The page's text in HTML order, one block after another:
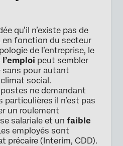
qu’il n’existe pas de
en fonction du secteur
de l’entreprise, le
peut sembler
sans pour autant
social.
ne demandant
il n’est pas
un roulement
salariale et un faible
employés sont
précaire (Interim, CDD).